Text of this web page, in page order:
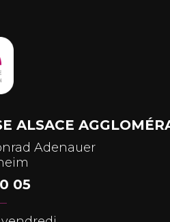
ALSACE
Adenauer
05